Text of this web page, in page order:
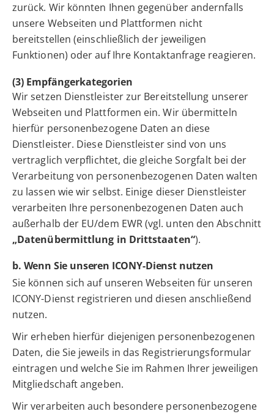
zurück. Wir könnten Ihnen gegenüber andernfalls
unsere Webseiten und Plattformen nicht
bereitstellen (einschließlich der jeweiligen
Funktionen) oder auf Ihre Kontaktanfrage reagieren.
(3) Empfängerkategorien
Wir setzen Dienstleister zur Bereitstellung unserer
Webseiten und Plattformen ein. Wir übermitteln
hierfür personenbezogene Daten an diese
Dienstleister. Diese Dienstleister sind von uns
vertraglich verpflichtet, die gleiche Sorgfalt bei der
Verarbeitung von personenbezogenen Daten walten
zu lassen wie wir selbst. Einige dieser Dienstleister
verarbeiten Ihre personenbezogenen Daten auch
außerhalb der EU/dem EWR (vgl. unten den Abschnitt
„Datenübermittlung in Drittstaaten“).
b. Wenn Sie unseren ICONY-Dienst nutzen
Sie können sich auf unseren Webseiten für unseren
ICONY-Dienst registrieren und diesen anschließend
nutzen.
Wir erheben hierfür diejenigen personenbezogenen
Daten, die Sie jeweils in das Registrierungsformular
eintragen und welche Sie im Rahmen Ihrer jeweiligen
Mitgliedschaft angeben.
Wir verarbeiten auch besondere personenbezogene